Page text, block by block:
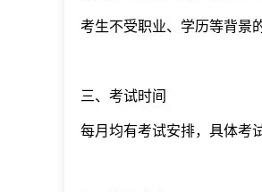
考生不受职业、学历等背景
三、考试时间
每月均有考试安排，具体考